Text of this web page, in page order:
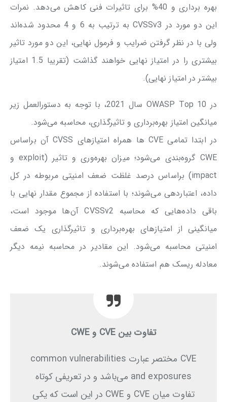
بهره برداری و 40% برای تاثیرات فنی کاهش می‌دهد. نمرات
این دو مورد در CVSSv3 به ترتیب به 6 و 4 محدود شده‌اند
ولی با در نظر گرفتن ضرایب و فرمول نهایی، این دو مورد تاثیر
بیشتری را در امتیاز نهایی خواهند گذاشت (تقریبا 1.5 امتیاز
بیشتر در امتیاز نهایی).
در OWASP Top 10 سال 2021، با توجه به دستورالعمل زیر
میانگین امتیاز بهره‌برداری و تاثیرگذاری، محاسبه می‌شود.
در ابتدا تمامی CVE ها همراه امتیازهای CVSS آن‌ براساس
CWE گروه‌بندی می‌شود؛ میزان بهره‌وری و تاثیر (exploit و
impact) براساس درصد غلظت ضعف امنیتی مربوطه در کل
داده، اعتباردهی می‌شوند؛ با استفاده از مجموع مقدار نهایی با
باقی داده‌هایی که محاسبه CVSSv2 آن‌ها موجود است،
میانگینی از امتیازهای بهره‌برداری و تاثیرگذاری یک ضعف
امنیتی محاسبه می‌شود. این مقادیر در محاسبه نیمه دیگر
معادله ریسک هم استفاده می‌شوند.
تفاوت بین CVE و CWE
CVE مختصر عبارت common vulnerabilities
and exposures می‌باشد و در تعریفی کوتاه
تفاوت میان CVE و CWE در این است که یکی